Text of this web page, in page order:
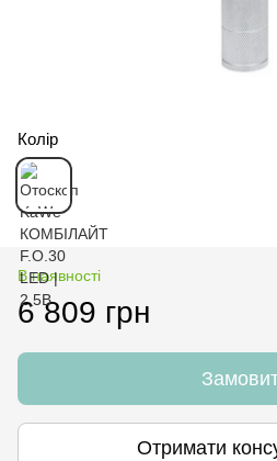
Колір
В наявності
6 809 грн
Отримати